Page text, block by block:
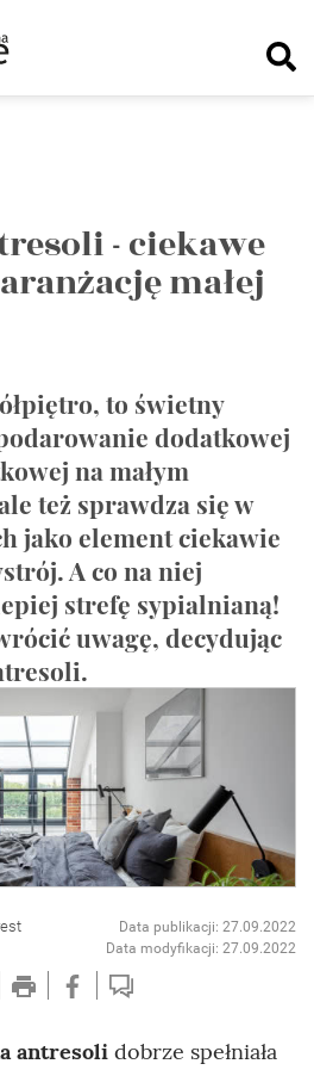
- ciekawe
małej
to świetny
dodatkowej
na małym
też sprawdza się w
jako element ciekawie
A co na niej
strefę sypialnianą!
uwagę, decydując
Data publikacji: 27.09.2022
Data modyfikacji: 27.09.2022
antresoli dobrze spełniała